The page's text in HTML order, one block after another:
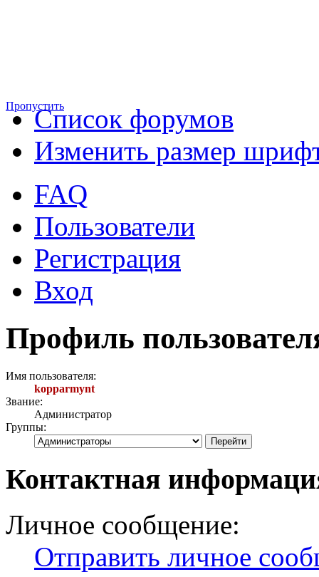
ПропуститьСписок форумов
Изменить размер
FAQ
Пользователи
Регистрация
Вход
Профиль
Имя пользователя:
kopparmynt
Звание:
Администратор
Группы:
Контактная
Личное сообщение:
Отправить личное